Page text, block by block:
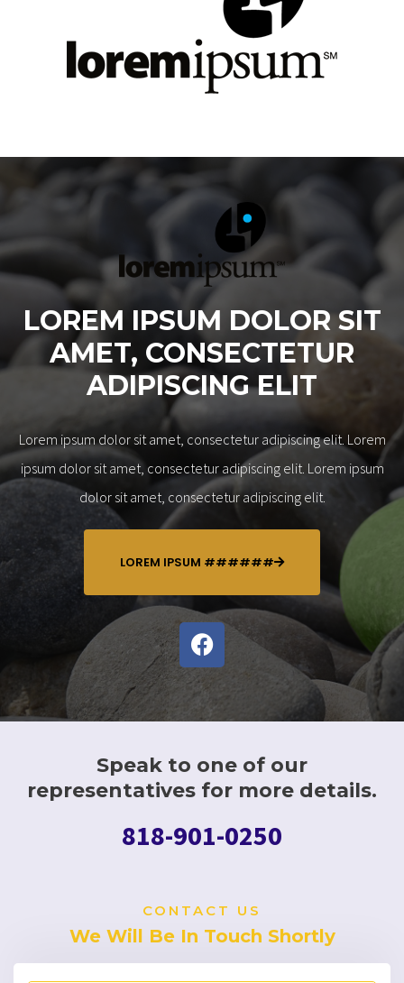
LOREM IPSUM DOLOR SIT
AMET, CONSECTETUR
ADIPISCING ELIT
Lorem ipsum dolor sit amet, consectetur adipiscing elit. Lorem
ipsum dolor sit amet, consectetur adipiscing elit. Lorem ipsum
dolor sit amet, consectetur adipiscing elit.
LOREM IPSUM ######
F
a
c
e
b
o
k
Speak to one of our
representatives for more details.
818-901-0250
CONTACT US
We Will Be In Touch Shortly